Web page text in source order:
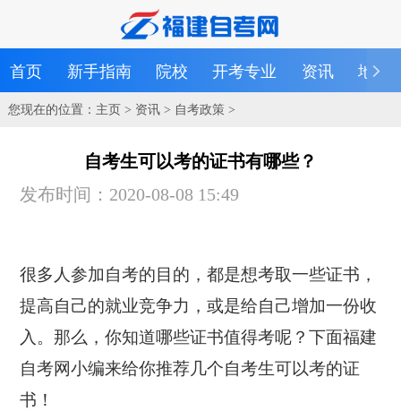
首页 新手指南 院校 开考专业 资讯 地区
您现在的位置： 主页> 资讯> 自考政策>
自考生可以考的证书有哪些？
发布时间：2020-08-08 15:49
很多人参加自考的目的，都是想考取一些证书，
提高自己的就业竞争力，或是给自己增加一份收
入。那么，你知道哪些证书值得考呢？下面福建
自考网小编来给你推荐几个自考生可以考的证
书！